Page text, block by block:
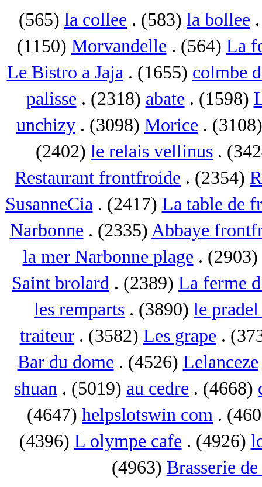
(565) la collee . (583) la bollee
(1150) Morvandelle . (564) La
Le Bistro a Jaja. (1655) colmbe
palisse . (2318) abate . (1598)
unchizy . (3098) Morice .
(2402) le relais vellinus .
Restaurant frontfroide . (2354)
SusanneCia. (2417) La table de
Narbonne . (2335) Abbaye
la mer Narbonne plage . (2903)
Saint brolard . (2389) La ferme
les remparts . (3890) le
traiteur. (3582) Les grape .
Bar du dome . (4526) Lelanceze
shuan . (5019) au cedre . (4668)
(4647) helpslotswin com .
(4396) L olympe cafe . (4926)
(4963) Brasserie